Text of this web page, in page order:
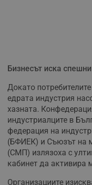
Бизнесът иска
Докато
едрата индустрия
хазната.
индустриалците в
федерация на
(БФИЕК) и Съюзът на
(СМП) излязоха с
кабинет да активира
Организациите